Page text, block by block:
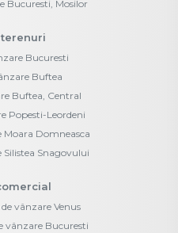
Bucuresti, Mosilor
Bucuresti
Buftea
Buftea, Central
Popesti-Leordeni
Moara Domneasca
Silistea Snagovului
vânzare Venus
vânzare Bucuresti